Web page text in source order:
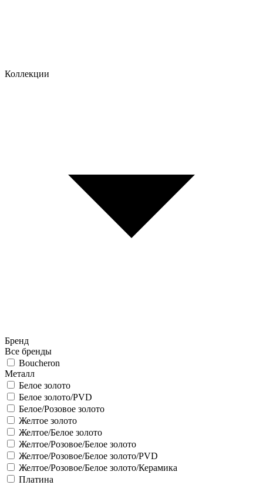
Коллекции
Бренд
Все бренды
Boucheron
Металл
Белое золото
Белое золото/PVD
Белое/Розовое золото
Желтое золото
Желтое/Белое золото
Желтое/Розовое/Белое золото
Желтое/Розовое/Белое золото/PVD
Желтое/Розовое/Белое золото/Керамика
Платина